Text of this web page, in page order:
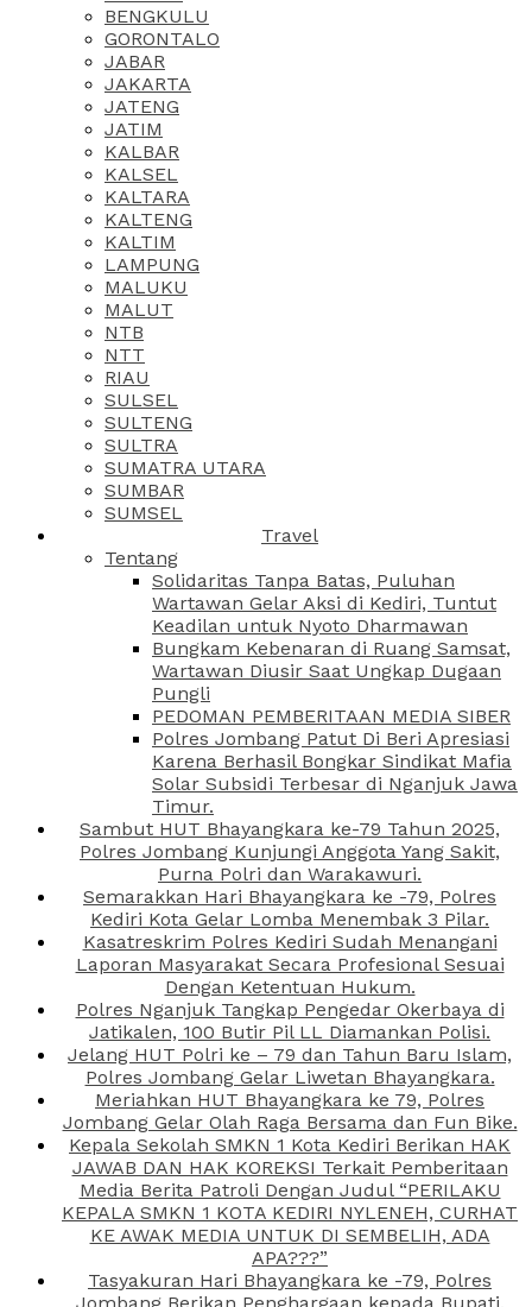
BENGKULU
GORONTALO
JABAR
JAKARTA
JATENG
JATIM
KALBAR
KALSEL
KALTARA
KALTENG
KALTIM
LAMPUNG
MALUKU
MALUT
NTB
NTT
RIAU
SULSEL
SULTENG
SULTRA
SUMATRA UTARA
SUMBAR
SUMSEL
Travel
Tentang
Solidaritas Tanpa Batas, Puluhan
Wartawan Gelar Aksi di Kediri, Tuntut
Keadilan untuk Nyoto Dharmawan
Bungkam Kebenaran di Ruang Samsat,
Wartawan Diusir Saat Ungkap Dugaan
Pungli
PEDOMAN PEMBERITAAN MEDIA SIBER
Polres Jombang Patut Di Beri Apresiasi
Karena Berhasil Bongkar Sindikat Mafia
Solar Subsidi Terbesar di Nganjuk Jawa
Timur.
Sambut HUT Bhayangkara ke-79 Tahun 2025,
Polres Jombang Kunjungi Anggota Yang Sakit,
Purna Polri dan Warakawuri.
Semarakkan Hari Bhayangkara ke -79, Polres
Kediri Kota Gelar Lomba Menembak 3 Pilar.
Kasatreskrim Polres Kediri Sudah Menangani
Laporan Masyarakat Secara Profesional Sesuai
Dengan Ketentuan Hukum.
Polres Nganjuk Tangkap Pengedar Okerbaya di
Jatikalen, 100 Butir Pil LL Diamankan Polisi.
Jelang HUT Polri ke – 79 dan Tahun Baru Islam,
Polres Jombang Gelar Liwetan Bhayangkara.
Meriahkan HUT Bhayangkara ke 79, Polres
Jombang Gelar Olah Raga Bersama dan Fun Bike.
Kepala Sekolah SMKN 1 Kota Kediri Berikan HAK
JAWAB DAN HAK KOREKSI Terkait Pemberitaan
Media Berita Patroli Dengan Judul “PERILAKU
KEPALA SMKN 1 KOTA KEDIRI NYLENEH, CURHAT
KE AWAK MEDIA UNTUK DI SEMBELIH, ADA
APA???”
Tasyakuran Hari Bhayangkara ke -79, Polres